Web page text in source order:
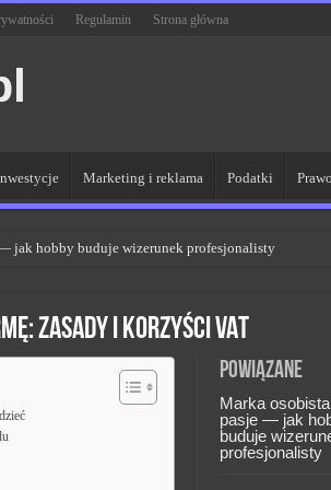
Regulamin Strona główna
Marketing i reklama Podatki Prawo
jak hobby buduje wizerunek profesjonalisty
kluczem do sukcesu
w skutecznym zarządzaniu
do sukcesu w zmianach
zasady i korzyści VAT
Powiązane
Marka
pasje — jak
buduje
profesjonalisty